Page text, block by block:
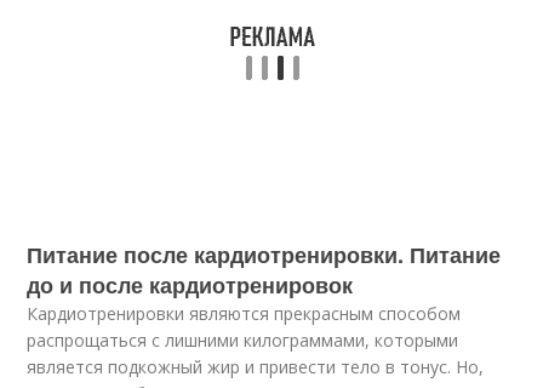
Питание после кардиотренировки. Питание
до и после кардиотренировок
Кардиотренировки являются прекрасным способом
распрощаться с лишними килограммами, которыми
является подкожный жир и привести тело в тонус. Но,